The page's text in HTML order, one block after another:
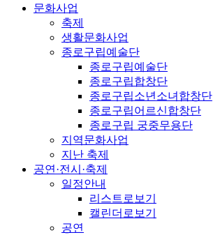
문화사업
축제
생활문화사업
종로구립예술단
종로구립예술단
종로구립합창단
종로구립소년소녀합창단
종로구립어르신합창단
종로구립 궁중무용단
지역문화사업
지난 축제
공연·전시·축제
일정안내
리스트로보기
캘린더로보기
공연